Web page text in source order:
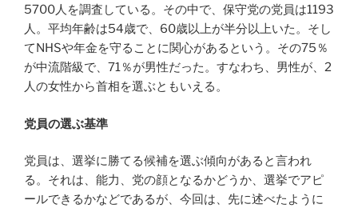
5700人を調査している。その中で、保守党の党員は1193
人。平均年齢は54歳で、60歳以上が半分以上いた。そし
てNHSや年金を守ることに関心があるという。その75％
が中流階級で、71％が男性だった。すなわち、男性が、2
人の女性から首相を選ぶともいえる。
党員の選ぶ基準
党員は、選挙に勝てる候補を選ぶ傾向があると言われ
る。それは、能力、党の顔となるかどうか、選挙でアピ
ールできるかなどであるが、今回は、先に述べたように